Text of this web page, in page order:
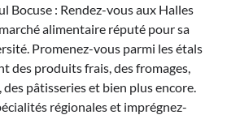
Bocuse : Rendez-vous aux Halles
alimentaire réputé pour sa
Promenez-vous parmi les étals
des produits frais, des fromages,
pâtisseries et bien plus encore.
régionales et imprégnez-